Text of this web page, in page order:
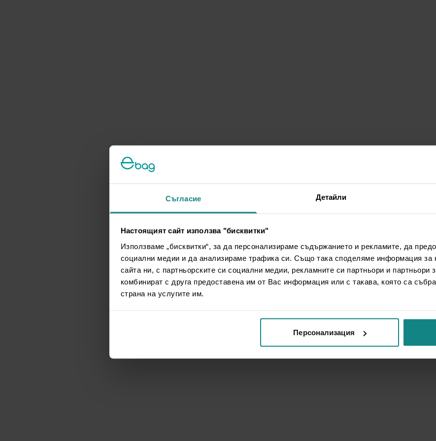
Съгласие Детайли
Настоящият сайт използва "бисквитки"
Използваме „бисквитки“, за да персонализираме съдържанието и рекламите, да
социални медии и да анализираме трафика си. Също така споделяме информация за
сайта ни, с партньорските си социални медии, рекламните си партньори и партньори
комбинират с друга предоставена им от Вас информация или с такава, която са
страна на услугите им.
Персонализация